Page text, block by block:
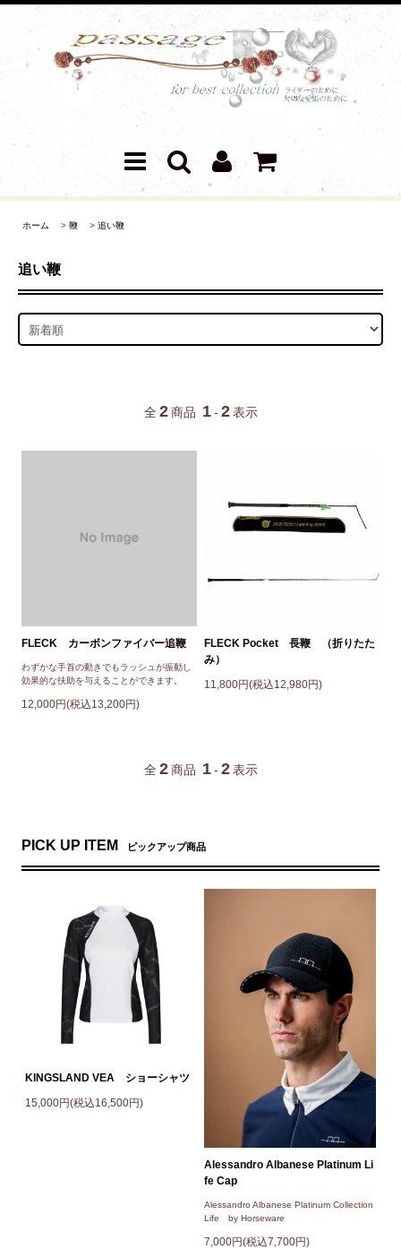
ホーム > 鞭 > 追い鞭
追い鞭
全 2 商品 1 - 2 表示
FLECK カーボンファイバー追鞭
わずかな手首の動きでもラッシュが振動し
効果的な扶助を与えることができます。
12,000円(税込13,200円)
FLECK Pocket 長鞭 （折りたた
み）
11,800円(税込12,980円)
全 2 商品 1 - 2 表示
PICK UP ITEM ピックアップ商品
KINGSLAND VEA ショーシャツ
15,000円(税込16,500円)
Alessandro Albanese Platinum Li
fe Cap
Alessandro Albanese Platinum Collection
Life by Horseware
7,000円(税込7,700円)